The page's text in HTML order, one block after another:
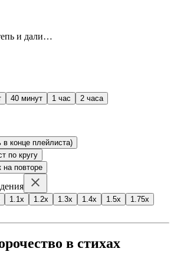
и дали…
40 минут 1 час
2 часа
конце плейлиста)
по кругу
повторе
1.1x 1.2x 1.3x 1.4x 1.5x
1.75x
в стихах